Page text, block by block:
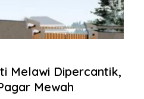
Melawi Dipercantik,
Mewah